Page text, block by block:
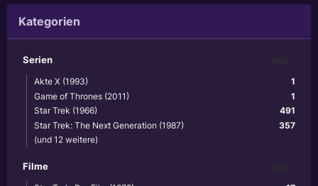
Kategorien
Serien
1
Akte X (1993)
1
Game of Thrones (2011)
491
Star Trek (1966)
357
Star Trek: The Next Generation (1987)
(und 12 weitere)
Filme